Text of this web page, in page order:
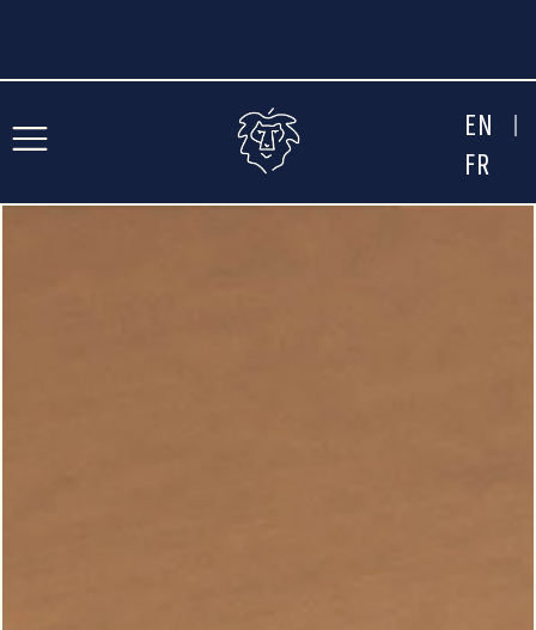
EN
FR